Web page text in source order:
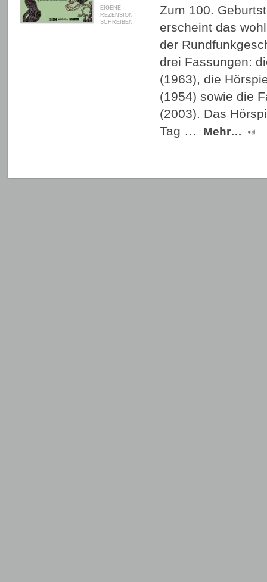
EIGENE
REZENSION
SCHREIBEN
Zum 100.
erscheint das
der
drei Fassungen:
(1963), die
(1954) sowie die
(2003). Das
Tag …
Mehr…